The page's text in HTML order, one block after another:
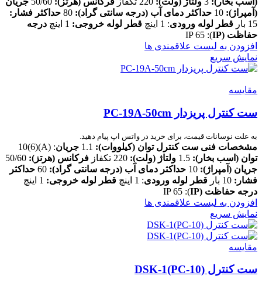
(آمپراژ):
حداکثر دمای آب (درجه سانتی گراد):
حداکثر فشار:
15 بار
قطر لوله ورودی: 1 اینچ قطر لوله خروجی:
درجه
حفاظت (IP
): IP 65
افزودن به لیست علاقمندی ها
نمایش سریع
مقایسه
ست کنترل پریزدار PC-19A-50cm
به علت نوسانات قیمت، برای خرید در واتس اپ پیام دهید.
مشخصات فنی ست کنترل توان (کیلووات): جریان: (A)(6)10
توان (اسب بخار):
ولتاژ (ولت): فرکانس (هرتز):
جریان (آمپراژ):
حداکثر دمای آب (درجه سانتی گراد):
حداکثر
فشار:
قطر لوله ورودی: 1 اینچ قطر لوله خروجی:
درجه حفاظت (IP
): IP 65
افزودن به لیست علاقمندی ها
نمایش سریع
مقایسه
ست کنترل DSK-1(PC-10)